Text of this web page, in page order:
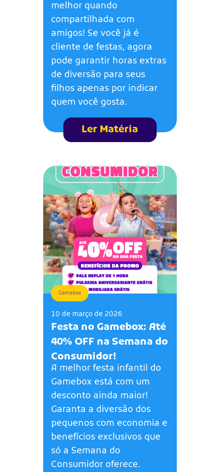
melhor quando
compartilhada com
amigos! Se você já é
cliente de festas, agora
pode garantir horas extras
de diversão para seus
filhos apenas por indicar
quem você gosta.
Ler Matéria
Gamebox
10 de março de 2026
Festa no Gamebox: Até
40% OFF na Semana do
Consumidor!
A melhor festa infantil do
Gamebox está com um
desconto ainda maior!
Garanta a diversão dos
pequenos com economia e
benefícios exclusivos que
só a Semana do
Consumidor oferece.